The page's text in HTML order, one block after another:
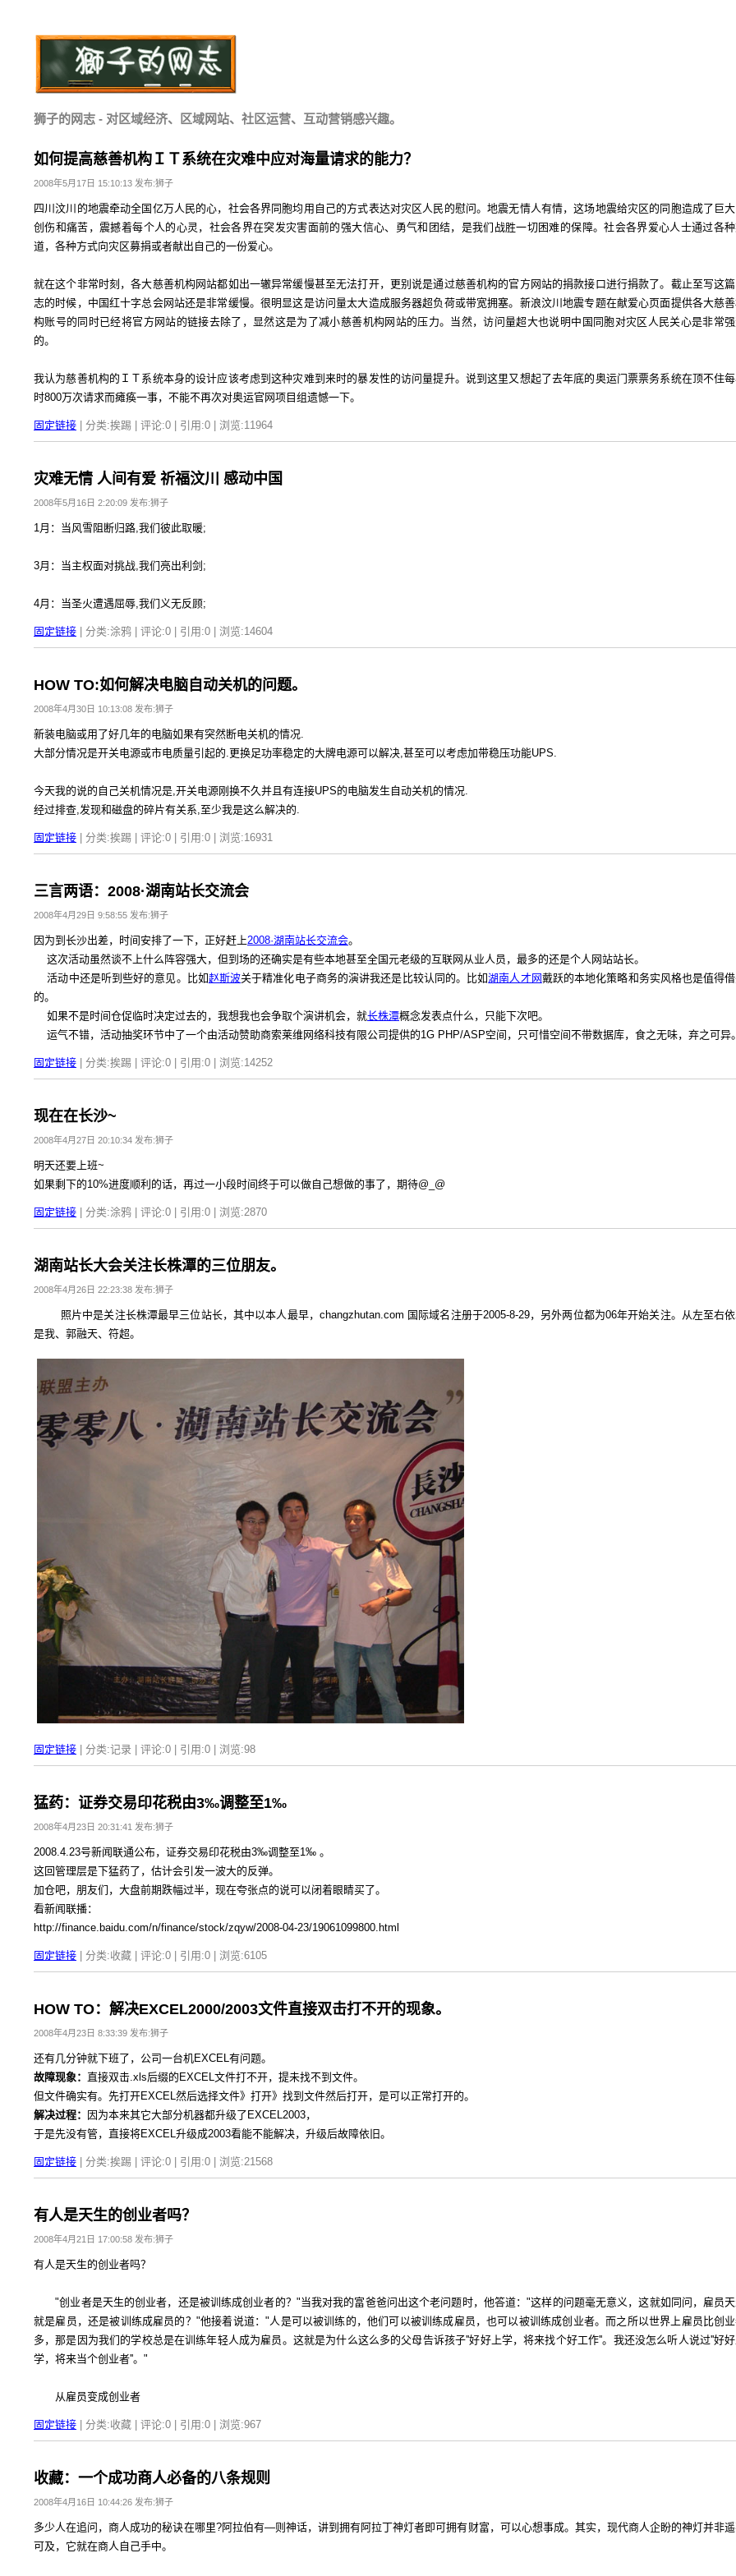
狮子的网志 - 对区域经济、区域网站、社区运营、互动营销感兴趣。
如何提高慈善机构ＩＴ系统在灾难中应对海量请求的能力？
2008年5月17日 15:10:13 发布:狮子
四川汶川的地震牵动全国亿万人民的心，社会各界同胞均用自己的方式表达对灾区人民的慰问。地震无情人有情，这场地震给灾区的同胞造成了巨
创伤和痛苦，震撼着每个人的心灵，社会各界在突发灾害面前的强大信心、勇气和团结，是我们战胜一切困难的保障。社会各界爱心人士通过各
道，各种方式向灾区募捐或者献出自己的一份爱心。
就在这个非常时刻，各大慈善机构网站都如出一辙异常缓慢甚至无法打开，更别说是通过慈善机构的官方网站的捐款接口进行捐款了。截止至写这
志的时候，中国红十字总会网站还是非常缓慢。很明显这是访问量太大造成服务器超负荷或带宽拥塞。新浪汶川地震专题在献爱心页面提供各大慈
构账号的同时已经将官方网站的链接去除了，显然这是为了减小慈善机构网站的压力。当然，访问量超大也说明中国同胞对灾区人民关心是非常
的。
我认为慈善机构的ＩＴ系统本身的设计应该考虑到这种灾难到来时的暴发性的访问量提升。说到这里又想起了去年底的奥运门票票务系统在顶不住
时800万次请求而瘫痪一事，不能不再次对奥运官网项目组遗憾一下。
固定链接 | 分类:挨踢 | 评论:0 | 引用:0 | 浏览:11964
灾难无情 人间有爱 祈福汶川 感动中国
2008年5月16日 2:20:09 发布:狮子
1月：当风雪阻断归路,我们彼此取暖;
3月：当主权面对挑战,我们亮出利剑;
4月：当圣火遭遇屈辱,我们义无反顾;
固定链接 | 分类:涂鸦 | 评论:0 | 引用:0 | 浏览:14604
HOW TO:如何解决电脑自动关机的问题。
2008年4月30日 10:13:08 发布:狮子
新装电脑或用了好几年的电脑如果有突然断电关机的情况.
大部分情况是开关电源或市电质量引起的.更换足功率稳定的大牌电源可以解决,甚至可以考虑加带稳压功能UPS.
今天我的说的自己关机情况是,开关电源刚换不久并且有连接UPS的电脑发生自动关机的情况.
经过排查,发现和磁盘的碎片有关系,至少我是这么解决的.
固定链接 | 分类:挨踢 | 评论:0 | 引用:0 | 浏览:16931
三言两语：2008·湖南站长交流会
2008年4月29日 9:58:55 发布:狮子
因为到长沙出差，时间安排了一下，正好赶上2008·湖南站长交流会。
这次活动虽然谈不上什么阵容强大，但到场的还确实是有些本地甚至全国元老级的互联网从业人员，最多的还是个人网站站长。
活动中还是听到些好的意见。比如赵斯波关于精准化电子商务的演讲我还是比较认同的。比如湖南人才网戴跃的本地化策略和务实风格也是值得
的。
如果不是时间仓促临时决定过去的，我想我也会争取个演讲机会，就长株潭概念发表点什么，只能下次吧。
运气不错，活动抽奖环节中了一个由活动赞助商索莱维网络科技有限公司提供的1G PHP/ASP空间，只可惜空间不带数据库，食之无味，弃之可异
固定链接 | 分类:挨踢 | 评论:0 | 引用:0 | 浏览:14252
现在在长沙~
2008年4月27日 20:10:34 发布:狮子
明天还要上班~
如果剩下的10%进度顺利的话，再过一小段时间终于可以做自己想做的事了，期待@_@
固定链接 | 分类:涂鸦 | 评论:0 | 引用:0 | 浏览:2870
湖南站长大会关注长株潭的三位朋友。
2008年4月26日 22:23:38 发布:狮子
照片中是关注长株潭最早三位站长，其中以本人最早，changzhutan.com 国际域名注册于2005-8-29，另外两位都为06年开始关注。从左至右
是我、郭融天、符超。
固定链接 | 分类:记录 | 评论:0 | 引用:0 | 浏览:98
猛药：证券交易印花税由3‰调整至1‰
2008年4月23日 20:31:41 发布:狮子
2008.4.23号新闻联通公布，证券交易印花税由3‰调整至1‰ 。
这回管理层是下猛药了，估计会引发一波大的反弹。
加仓吧，朋友们，大盘前期跌幅过半，现在夸张点的说可以闭着眼睛买了。
看新闻联播：
http://finance.baidu.com/n/finance/stock/zqyw/2008-04-23/19061099800.html
固定链接 | 分类:收藏 | 评论:0 | 引用:0 | 浏览:6105
HOW TO：解决EXCEL2000/2003文件直接双击打不开的现象。
2008年4月23日 8:33:39 发布:狮子
还有几分钟就下班了，公司一台机EXCEL有问题。
故障现象： 直接双击.xls后缀的EXCEL文件打不开，提未找不到文件。
但文件确实有。先打开EXCEL然后选择文件》打开》找到文件然后打开，是可以正常打开的。
解决过程：
因为本来其它大部分机器都升级了EXCEL2003，
于是先没有管，直接将EXCEL升级成2003看能不能解决，升级后故障依旧。
固定链接 | 分类:挨踢 | 评论:0 | 引用:0 | 浏览:21568
有人是天生的创业者吗？
2008年4月21日 17:00:58 发布:狮子
有人是天生的创业者吗？
"创业者是天生的创业者，还是被训练成创业者的？"当我对我的富爸爸问出这个老问题时，他答道："这样的问题毫无意义，这就如同问，雇员
就是雇员，还是被训练成雇员的？"他接着说道："人是可以被训练的，他们可以被训练成雇员，也可以被训练成创业者。而之所以世界上雇员比创
多，那是因为我们的学校总是在训练年轻人成为雇员。这就是为什么这么多的父母告诉孩子''好好上学，将来找个好工作''。我还没怎么听人说过''好
学，将来当个创业者''。"
从雇员变成创业者
固定链接 | 分类:收藏 | 评论:0 | 引用:0 | 浏览:967
收藏：一个成功商人必备的八条规则
2008年4月16日 10:44:26 发布:狮子
多少人在追问，商人成功的秘诀在哪里?阿拉伯有—则神话，讲到拥有阿拉丁神灯者即可拥有财富，可以心想事成。其实，现代商人企盼的神灯并非
可及，它就在商人自己手中。